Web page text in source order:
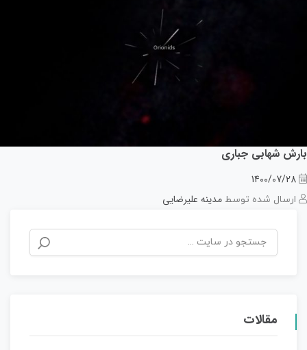
بارش شهابی جباری
1400/07/28
ارسال شده توسط مدینه علیرضایی
مقالات